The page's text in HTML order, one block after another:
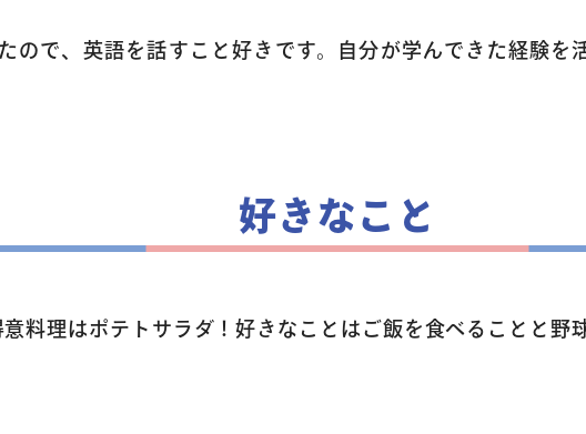
英会話／プログラミン
学童保育
ので、英語を話すこと好きです。自分が学んできた経験を
好きなこと
料理はポテトサラダ！好きなことはご飯を食べることと野